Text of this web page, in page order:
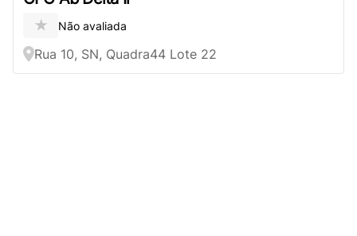
★ Não avaliada
Rua 10, SN, Quadra44 Lote 22